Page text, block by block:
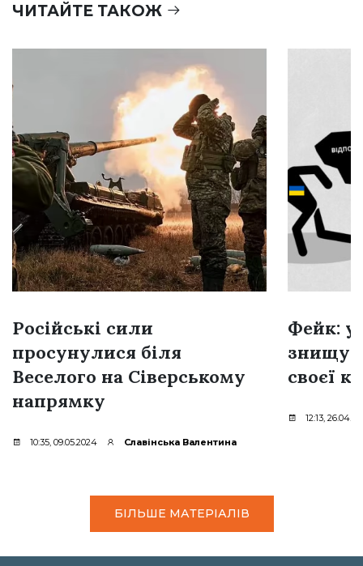
ЧИТАЙТЕ ТАКОЖ
Російські сили
просунулися біля
Веселого на Сіверському
напрямку
10:35, 09.05.2024 Славінська Валентина
Фейк:
своєї
12:13,
БІЛЬШЕ МАТЕРІАЛІВ